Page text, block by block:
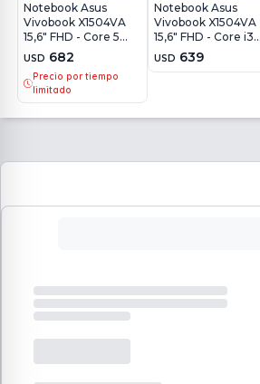
Notebook Asus
Vivobook X1504VA
15,6" FHD - Core 5
120U - 8Gb - 512Gb -
Win11
USD 682
Precio por tiempo
limitado
Notebook Asus
Vivobook X1504VA
15,6" FHD - Core i3
1315U - 8Gb - 512Gb -
Win11
USD 639